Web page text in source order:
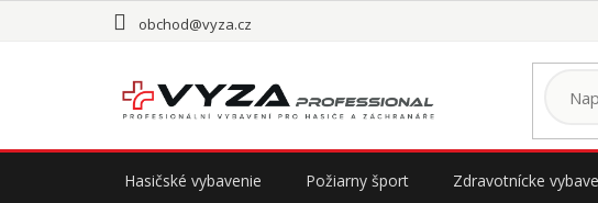
obchod@vyza.cz
Hasičské vybavenie Požiarny šport Zdravotnícke